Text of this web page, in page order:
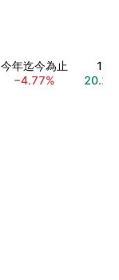
今年迄今為止
−4.77%
1年